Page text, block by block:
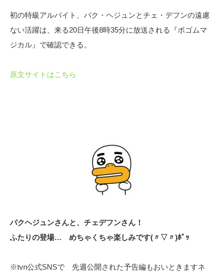
初の特級アルバイト、パク・ヘジュンとチェ・デフンの遠慮
ない活躍は、来る20日午後8時35分に放送される『ボゴムマ
ジカル』で確認できる。
原文サイトはこちら
パクヘジュンさんと、チェデフンさん！
ふたりの登場… めちゃくちゃ楽しみです(〃▽〃)ﾎﾟｯ
※tvn公式SNSで 先週公開された予告編もおいときますネ